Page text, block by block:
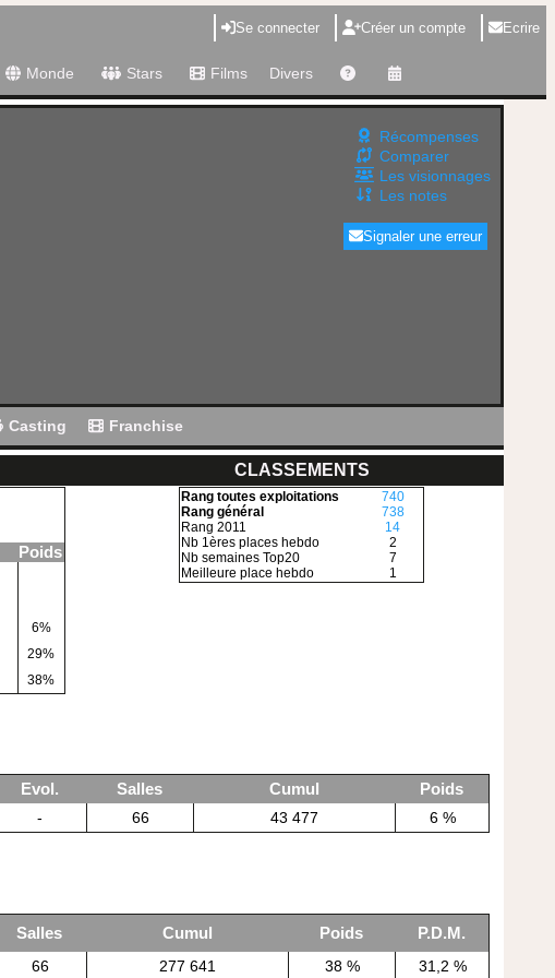
Se connecter Créer un compte Ecrire
Monde Stars Films Divers
Récompenses
Comparer
Les visionnages
Les notes
Signaler une erreur
Casting Franchise
CLASSEMENTS
Poids
6%
29%
38%
Rang toutes exploitations
Rang général
Rang 2011
Nb 1ères places hebdo
Nb semaines Top20
Meilleure place hebdo
740
738
14
2
7
1
Evol. Salles Cumul
Poids
- 66 43 477 6 %
Salles Cumul Poids
P.D.M.
66 277 641 38 % 31,2 %